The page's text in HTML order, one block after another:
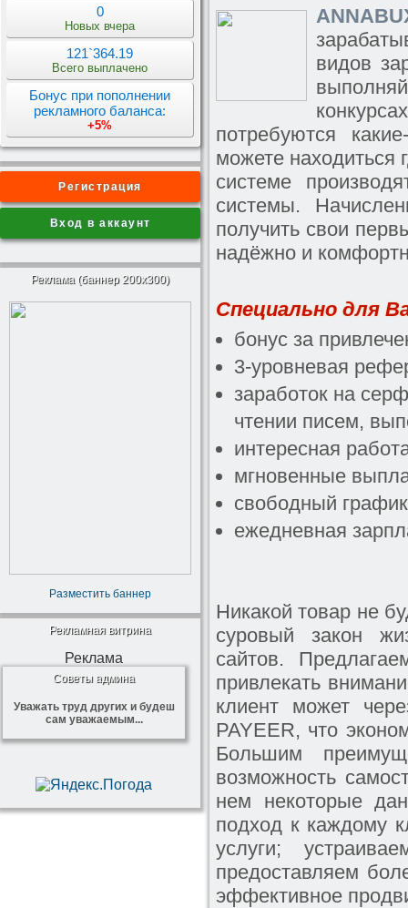
0
Новых вчера
121`364.19
Всего выплачено
Бонус при пополнении
рекламного баланса:
+5%
Регистрация
Вход в аккаунт
Реклама (баннер 200x300)
Разместить баннер
Рекламная витрина
Реклама
Советы админа
Уважать труд других и будеш
сам уважаемым...
видов
потребуются
можете находиться
системе
системы.
получить свои
надёжно и
Специально для
бонус за
3-уровневая
заработок на
чтении писем,
интересная
мгновенные
свободный
ежедневная
Никакой товар не
суровый закон
сайтов.
привлекать
клиент может
PAYEER, что
Большим
возможность
нем некоторые
подход к каждому
услуги;
предоставляем
эффективное